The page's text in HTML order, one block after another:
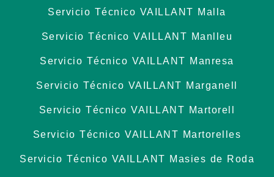
Servicio Técnico VAILLANT Malla
Servicio Técnico VAILLANT Manlleu
Servicio Técnico VAILLANT Manresa
Servicio Técnico VAILLANT Marganell
Servicio Técnico VAILLANT Martorell
Servicio Técnico VAILLANT Martorelles
Servicio Técnico VAILLANT Masies de Roda